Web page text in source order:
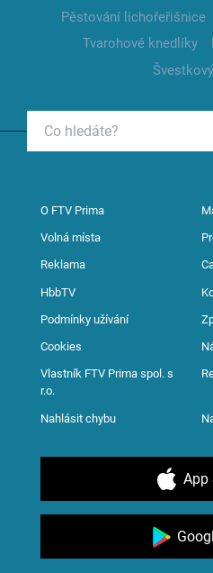
Pěstování lichořeřišnice
Tvarohové knedlíky
O FTV Prima
Volná místa
Reklama
HbbTV
Podmínky užívání
Cookies
Vlastník FTV Prima spol. s
r.o.
Nahlásit chybu
App